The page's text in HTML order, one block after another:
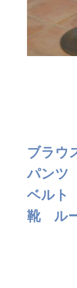
ブラウ
パンツ
ベルト
靴 ル